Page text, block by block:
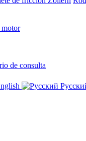
de consulta